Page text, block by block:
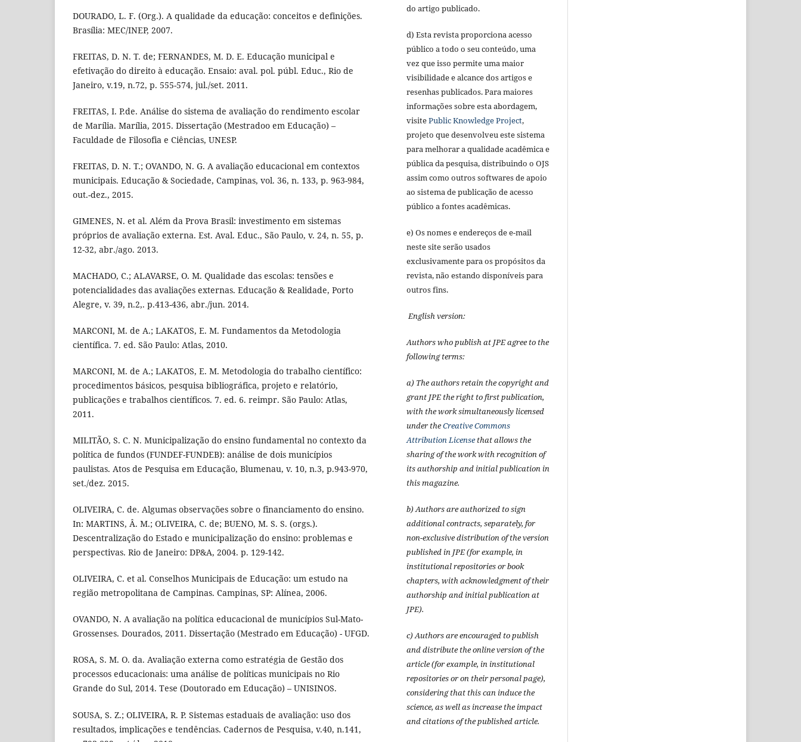
DOURADO, L. F. (Org.). A qualidade da educação: conceitos e definições.
Brasília: MEC/INEP, 2007.
FREITAS, D. N. T. de; FERNANDES, M. D. E. Educação municipal e
efetivação do direito à educação. Ensaio: aval. pol. públ. Educ., Rio de
Janeiro, v.19, n.72, p. 555-574, jul./set. 2011.
FREITAS, I. P.de. Análise do sistema de avaliação do rendimento escolar
de Marília. Marília, 2015. Dissertação (Mestradoo em Educação) –
Faculdade de Filosofia e Ciências, UNESP.
FREITAS, D. N. T.; OVANDO, N. G. A avaliação educacional em contextos
municipais. Educação & Sociedade, Campinas, vol. 36, n. 133, p. 963-984,
out.-dez., 2015.
GIMENES, N. et al. Além da Prova Brasil: investimento em sistemas
próprios de avaliação externa. Est. Aval. Educ., São Paulo, v. 24, n. 55, p.
12-32, abr./ago. 2013.
MACHADO, C.; ALAVARSE, O. M. Qualidade das escolas: tensões e
potencialidades das avaliações externas. Educação & Realidade, Porto
Alegre, v. 39, n.2,. p.413-436, abr./jun. 2014.
MARCONI, M. de A.; LAKATOS, E. M. Fundamentos da Metodologia
científica. 7. ed. São Paulo: Atlas, 2010.
MARCONI, M. de A.; LAKATOS, E. M. Metodologia do trabalho científico:
procedimentos básicos, pesquisa bibliográfica, projeto e relatório,
publicações e trabalhos científicos. 7. ed. 6. reimpr. São Paulo: Atlas,
2011.
MILITÃO, S. C. N. Municipalização do ensino fundamental no contexto da
política de fundos (FUNDEF-FUNDEB): análise de dois municípios
paulistas. Atos de Pesquisa em Educação, Blumenau, v. 10, n.3, p.943-970,
set./dez. 2015.
OLIVEIRA, C. de. Algumas observações sobre o financiamento do ensino.
In: MARTINS, Â. M.; OLIVEIRA, C. de; BUENO, M. S. S. (orgs.).
Descentralização do Estado e municipalização do ensino: problemas e
perspectivas. Rio de Janeiro: DP&A, 2004. p. 129-142.
OLIVEIRA, C. et al. Conselhos Municipais de Educação: um estudo na
região metropolitana de Campinas. Campinas, SP: Alínea, 2006.
OVANDO, N. A avaliação na política educacional de municípios Sul-Mato-
Grossenses. Dourados, 2011. Dissertação (Mestrado em Educação) - UFGD.
ROSA, S. M. O. da. Avaliação externa como estratégia de Gestão dos
processos educacionais: uma análise de políticas municipais no Rio
Grande do Sul, 2014. Tese (Doutorado em Educação) – UNISINOS.
SOUSA, S. Z.; OLIVEIRA, R. P. Sistemas estaduais de avaliação: uso dos
resultados, implicações e tendências. Cadernos de Pesquisa, v.40, n.141,
do artigo publicado.
d) Esta revista proporciona acesso
público a todo o seu conteúdo, uma
vez que isso permite uma maior
visibilidade e alcance dos artigos e
resenhas publicados. Para maiores
informações sobre esta abordagem,
visitePublic Knowledge Project,
projeto que desenvolveu este sistema
para melhorar a qualidade acadêmica e
pública da pesquisa, distribuindo o OJS
assim como outros softwares de apoio
ao sistema de publicação de acesso
público a fontes acadêmicas.
e) Os nomes e endereços de e-mail
neste site serão usados
exclusivamente para os propósitos da
revista, não estando disponíveis para
outros fins.
English version:
Authors who publish at JPE agree to the
following terms:
a) The authors retain the copyright and
grant JPE the right to first publication,
with the work simultaneously licensed
under theCreative Commons
Attribution Licensethat allows the
sharing of the work with recognition of
its authorship and initial publication in
this magazine.
b) Authors are authorized to sign
additional contracts, separately, for
non-exclusive distribution of the version
published in JPE (for example, in
institutional repositories or book
chapters, with acknowledgment of their
authorship and initial publication at
JPE).
c) Authors are encouraged to publish
and distribute the online version of the
article (for example, in institutional
repositories or on their personal page),
considering that this can induce the
science, as well as increase the impact
and citations of the published article.